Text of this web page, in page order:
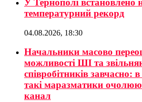
У Тернополі встановлено
температурний рекорд
04.08.2026, 18:30
Начальники масово
можливості ШІ та
співробітників завчасно:
такі маразматики
канал